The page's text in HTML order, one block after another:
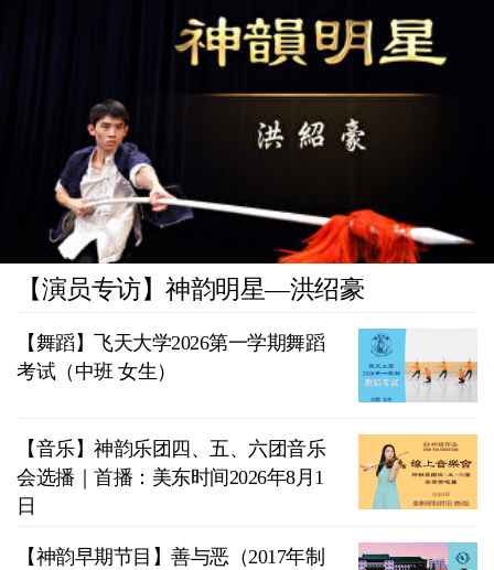
【演员专访】神韵明星—洪绍豪
【舞蹈】飞天大学2026第一学期舞蹈
考试（中班 女生）
【音乐】神韵乐团四、五、六团音乐
会选播｜首播：美东时间2026年8月1
日
【神韵早期节目】善与恶（2017年制